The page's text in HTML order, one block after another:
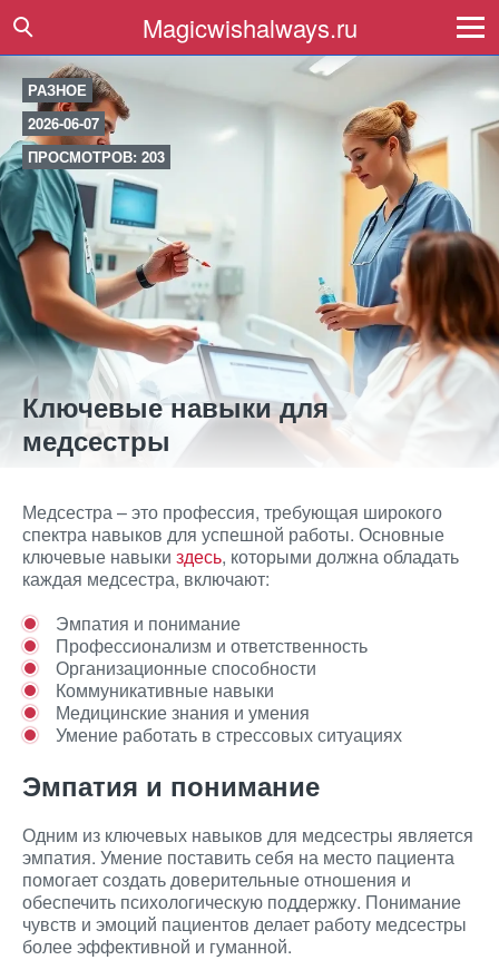
Magicwishalways.ru
РАЗНОЕ
2026-06-07
ПРОСМОТРОВ: 203
Ключевые навыки для
медсестры
Медсестра – это профессия, требующая широкого
спектра навыков для успешной работы. Основные
ключевые навыки здесь, которыми должна обладать
каждая медсестра, включают:
Эмпатия и понимание
Профессионализм и ответственность
Организационные способности
Коммуникативные навыки
Медицинские знания и умения
Умение работать в стрессовых ситуациях
Эмпатия и понимание
Одним из ключевых навыков для медсестры является
эмпатия. Умение поставить себя на место пациента
помогает создать доверительные отношения и
обеспечить психологическую поддержку. Понимание
чувств и эмоций пациентов делает работу медсестры
более эффективной и гуманной.